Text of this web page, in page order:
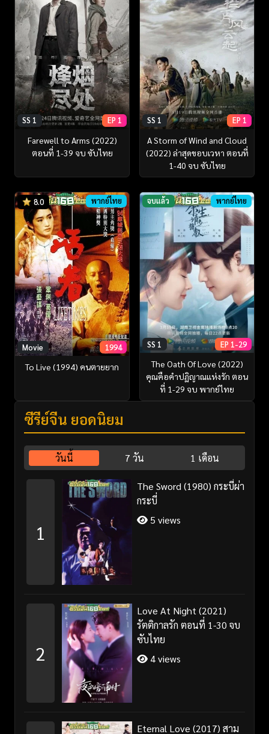
SS 1 EP 1
Farewell to Arms (2022)
ตอนที่ 1-39 จบ ซับไทย
SS 1 EP 1
A Storm of Wind and Cloud
(2022) ล่าสุดขอบเวหา ตอนที่
1-40 จบ ซับไทย
8.0 พากย์ไทย
Movie 1994
To Live (1994) คนตายยาก
จบแล้ว พากย์ไทย
SS 1 EP 1-29
The Oath Of Love (2022)
คุณคือคำปฏิญาณแห่งรัก ตอน
ที่ 1-29 จบ พากย์ไทย
ซีรี่ย์จีน ยอดนิยม
วันนี้ 7 วัน 1 เดือน
1
The Sword (1980) กระบี่ผ่า
กระบี่
5 views
2
Love At Night (2021)
รัตติกาลรัก ตอนที่ 1-30 จบ
ซับไทย
4 views
Eternal Love (2017) สาม